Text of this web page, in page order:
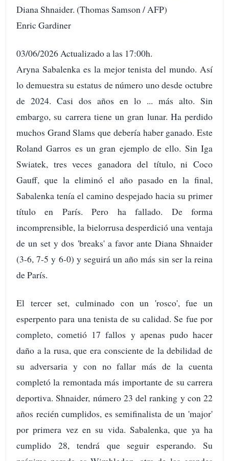
Diana Shnaider. (Thomas Samson / AFP)
Enric Gardiner
03/06/2026 Actualizado a las 17:00h.
Aryna Sabalenka es la mejor tenista del mundo. Así
lo demuestra su estatus de número uno desde octubre
de 2024. Casi dos años en lo ... más alto. Sin
embargo, su carrera tiene un gran lunar. Ha perdido
muchos Grand Slams que debería haber ganado. Este
Roland Garros es un gran ejemplo de ello. Sin Iga
Swiatek, tres veces ganadora del título, ni Coco
Gauff, que la eliminó el año pasado en la final,
Sabalenka tenía el camino despejado hacia su primer
título en París. Pero ha fallado. De forma
incomprensible, la bielorrusa desperdició una ventaja
de un set y dos 'breaks' a favor ante Diana Shnaider
(3-6, 7-5 y 6-0) y seguirá un año más sin ser la reina
de París.
El tercer set, culminado con un 'rosco', fue un
esperpento para una tenista de su calidad. Se fue por
completo, cometió 17 fallos y apenas pudo hacer
daño a la rusa, que era consciente de la debilidad de
su adversaria y con no fallar más de la cuenta
completó la remontada más importante de su carrera
deportiva. Shnaider, número 23 del ranking y con 22
años recién cumplidos, es semifinalista de un 'major'
por primera vez en su vida. Sabalenka, que ya ha
cumplido 28, tendrá que seguir esperando. Su